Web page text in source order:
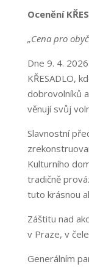
Ocenění
„Cena pro
Dne 9. 4.
KŘESADLO,
dobrovolníků
věnují svůj
Slavnostní
Kulturního
tradičně
tuto krásnou
Záštitu nad
v Praze, v
Generálním